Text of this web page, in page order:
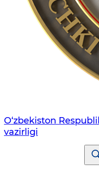
O‘zbеkiston
vаzirligi